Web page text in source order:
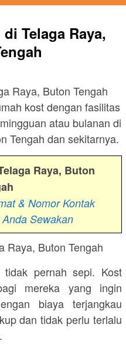
Telaga Raya,
Raya, Buton Tengah
kost dengan fasilitas
atau bulanan di
Tengah dan sekitarnya.
Raya, Buton
& Nomor Kontak
Sewakan
pernah sepi. Kost
mereka yang ingin
biaya terjangkau
dan tidak perlu terlalu